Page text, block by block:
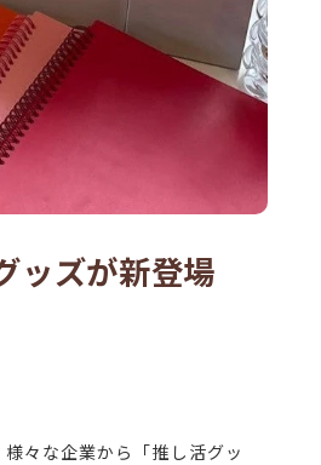
ッズが新登場
々な企業から「推し活グッ